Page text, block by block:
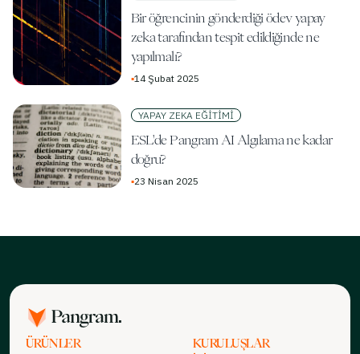
Bir öğrencinin gönderdiği ödev yapay
zeka tarafından tespit edildiğinde ne
yapılmalı?
▪14 Şubat 2025
YAPAY ZEKA EĞITIMI
ESL'de Pangram AI Algılama ne kadar
doğru?
▪23 Nisan 2025
ÜRÜNLER
KURULUŞLAR